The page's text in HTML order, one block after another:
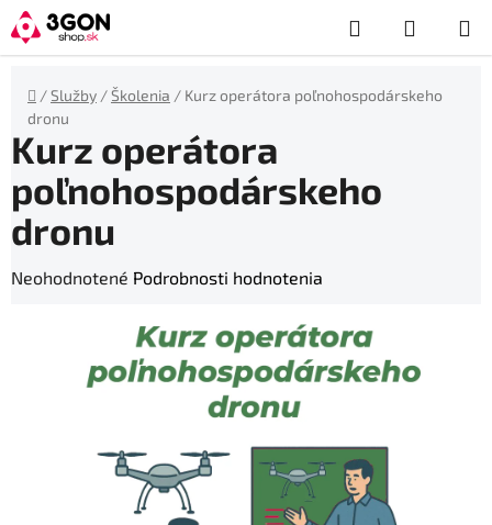
Prejsť
na
obsah
Hľadať
KOŠÍK
Domov
/Služby /Školenia / Kurz operátora poľnohospodárskeho
dronu
Kurz operátora
poľnohospodárskeho
dronu
Priemerné
Neohodnotené Podrobnosti hodnotenia